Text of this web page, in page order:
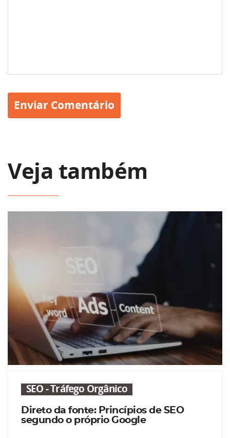
Veja também
SEO - Tráfego Orgânico
Direto da fonte: Princípios de SEO
segundo o próprio Google